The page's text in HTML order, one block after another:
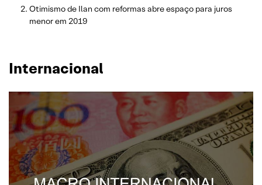
Otimismo de Ilan com reformas abre espaço para juros
menor em 2019
Internacional